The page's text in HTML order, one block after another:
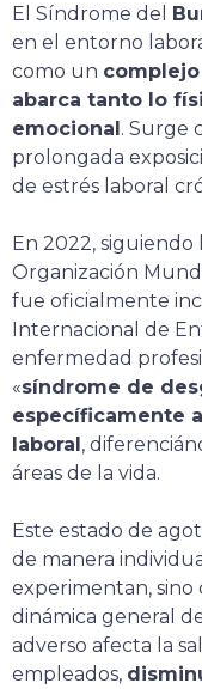
El Síndrome del
en el entorno
como un
abarca tanto lo
emocional. Surge
prolongada
de estrés laboral
En 2022,
Organización
fue oficialmente
Internacional de
enfermedad
«síndrome de
específicamente
laboral,
áreas de la vida.
Este estado de
de manera
experimentan, sino
dinámica general
adverso afecta la
empleados,